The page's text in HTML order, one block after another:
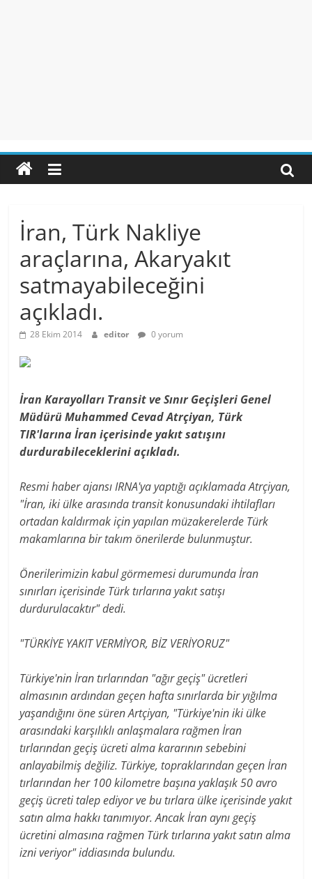
İran, Türk Nakliye
araçlarına, Akaryakıt
satmayabileceğini
açıkladı.
28 Ekim 2014 editor 0 yorum
İran Karayolları Transit ve Sınır Geçişleri Genel
Müdürü Muhammed Cevad Atrçiyan, Türk
TIR'larına İran içerisinde yakıt satışını
durdurabileceklerini açıkladı.
Resmi haber ajansı IRNA'ya yaptığı açıklamada Atrçiyan,
"İran, iki ülke arasında transit konusundaki ihtilafları
ortadan kaldırmak için yapılan müzakerelerde Türk
makamlarına bir takım önerilerde bulunmuştur.
Önerilerimizin kabul görmemesi durumunda İran
sınırları içerisinde Türk tırlarına yakıt satışı
durdurulacaktır" dedi.
"TÜRKİYE YAKIT VERMİYOR, BİZ VERİYORUZ"
Türkiye'nin İran tırlarından "ağır geçiş" ücretleri
almasının ardından geçen hafta sınırlarda bir yığılma
yaşandığını öne süren Artçiyan, "Türkiye'nin iki ülke
arasındaki karşılıklı anlaşmalara rağmen İran
tırlarından geçiş ücreti alma kararının sebebini
anlayabilmiş değiliz. Türkiye, topraklarından geçen İran
tırlarından her 100 kilometre başına yaklaşık 50 avro
geçiş ücreti talep ediyor ve bu tırlara ülke içerisinde yakıt
satın alma hakkı tanımıyor. Ancak İran aynı geçiş
ücretini almasına rağmen Türk tırlarına yakıt satın alma
izni veriyor" iddiasında bulundu.